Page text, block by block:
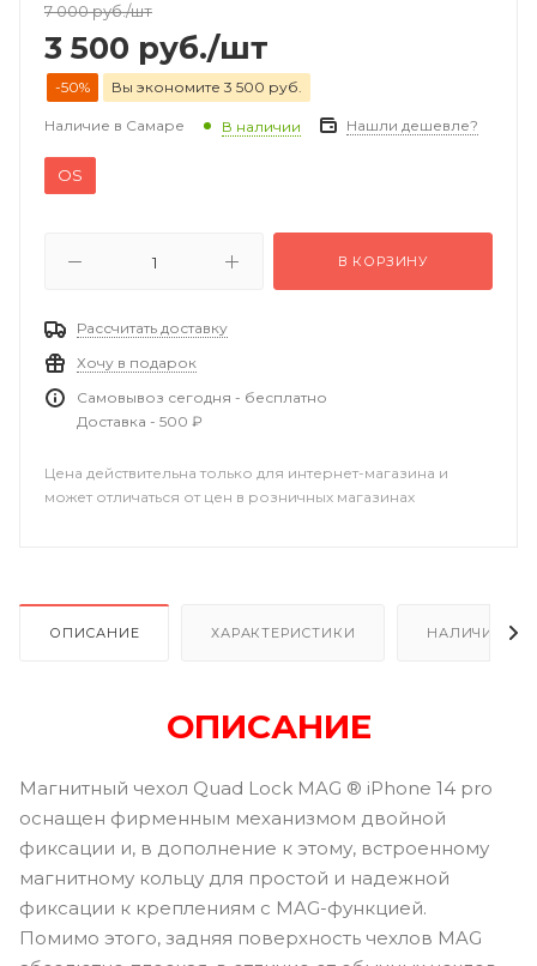
7 000руб./шт
3 500 руб./шт
-50% Вы экономите 3 500 руб.
Наличие в Самаре В наличии Нашли дешевле?
OS
В КОРЗИНУ
Рассчитать доставку
Хочу в подарок
Самовывоз сегодня - бесплатно
Доставка - 500 ₽
Цена действительна только для интернет-магазина и
может отличаться от цен в розничных магазинах
ОПИСАНИЕ ХАРАКТЕРИСТИКИ НАЛИЧИЕ В
ОПИСАНИЕ
Магнитный чехол Quad Lock MAG ® iPhone 14 pro
оснащен фирменным механизмом двойной
фиксации и, в дополнение к этому, встроенному
магнитному кольцу для простой и надежной
фиксации к креплениям с MAG-функцией.
Помимо этого, задняя поверхность чехлов MAG